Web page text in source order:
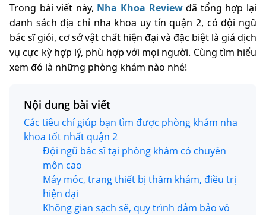
Trong bài viết này, Nha Khoa Reviewđã tổng hợp lại
danh sách địa chỉ nha khoa uy tín quận 2, có đội ngũ
bác sĩ giỏi, cơ sở vật chất hiện đại và đặc biệt là giá dịch
vụ cực kỳ hợp lý, phù hợp với mọi người. Cùng tìm hiểu
xem đó là những phòng khám nào nhé!
Nội dung bài viết
Các tiêu chí giúp bạn tìm được phòng khám nha
khoa tốt nhất quận 2
Đội ngũ bác sĩ tại phòng khám có chuyên
môn cao
Máy móc, trang thiết bị thăm khám, điều trị
hiện đại
Không gian sạch sẽ, quy trình đảm bảo vô